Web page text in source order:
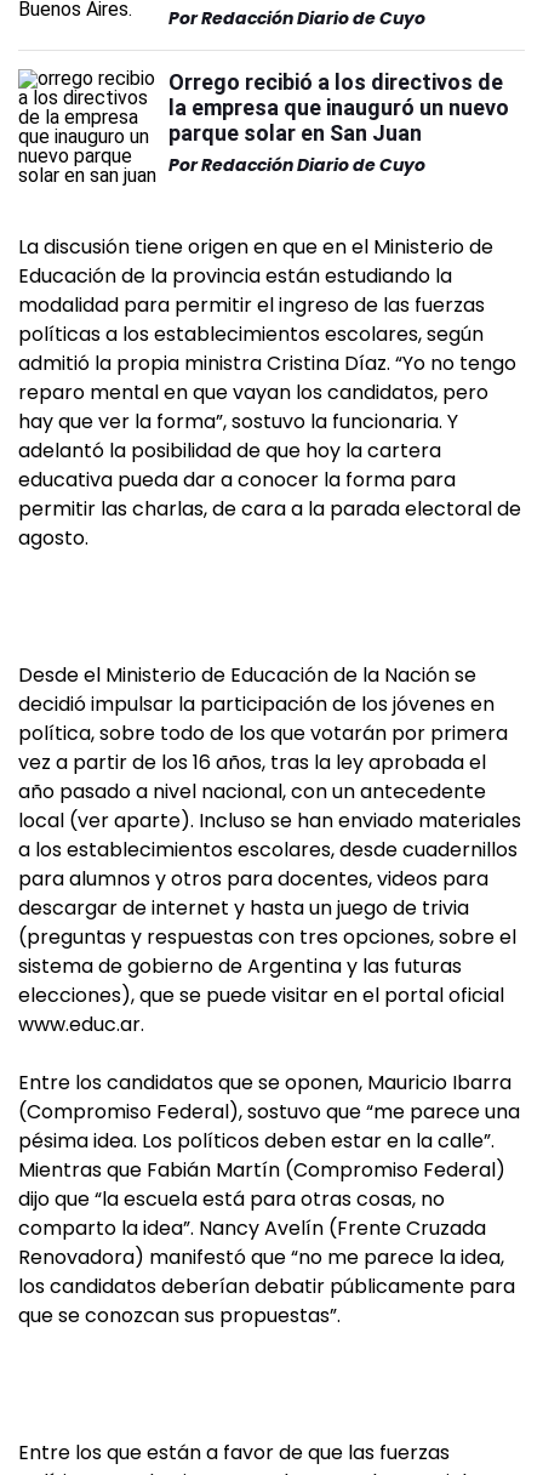
PorRedacción Diario de Cuyo
Orrego recibió a los directivos de
la empresa que inauguró un nuevo
parque solar en San Juan
PorRedacción Diario de Cuyo
La discusión tiene origen en que en el Ministerio de
Educación de la provincia están estudiando la
modalidad para permitir el ingreso de las fuerzas
políticas a los establecimientos escolares, según
admitió la propia ministra Cristina Díaz. “Yo no tengo
reparo mental en que vayan los candidatos, pero
hay que ver la forma”, sostuvo la funcionaria. Y
adelantó la posibilidad de que hoy la cartera
educativa pueda dar a conocer la forma para
permitir las charlas, de cara a la parada electoral de
agosto.
Desde el Ministerio de Educación de la Nación se
decidió impulsar la participación de los jóvenes en
política, sobre todo de los que votarán por primera
vez a partir de los 16 años, tras la ley aprobada el
año pasado a nivel nacional, con un antecedente
local (ver aparte). Incluso se han enviado materiales
a los establecimientos escolares, desde cuadernillos
para alumnos y otros para docentes, videos para
descargar de internet y hasta un juego de trivia
(preguntas y respuestas con tres opciones, sobre el
sistema de gobierno de Argentina y las futuras
elecciones), que se puede visitar en el portal oficial
www.educ.ar.
Entre los candidatos que se oponen, Mauricio Ibarra
(Compromiso Federal), sostuvo que “me parece una
pésima idea. Los políticos deben estar en la calle”.
Mientras que Fabián Martín (Compromiso Federal)
dijo que “la escuela está para otras cosas, no
comparto la idea”. Nancy Avelín (Frente Cruzada
Renovadora) manifestó que “no me parece la idea,
los candidatos deberían debatir públicamente para
que se conozcan sus propuestas”.
Entre los que están a favor de que las fuerzas